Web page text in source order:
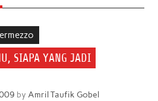
SIAPA YANG JADI
by Amril Taufik Gobel